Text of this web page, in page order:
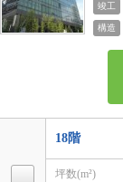
竣工
構造
18階
坪数(m²)